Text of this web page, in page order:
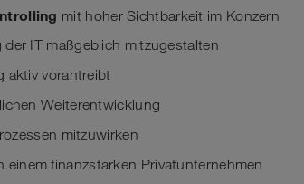
mit hoher Sichtbarkeit im Konzern
IT maßgeblich mitzugestalten
aktiv vorantreibt
Weiterentwicklung
mitzuwirken
finanzstarken Privatunternehmen